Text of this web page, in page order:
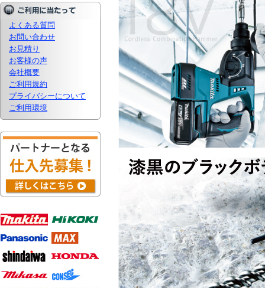
よくある質問
お問い合わせ
お見積り
お客様の声
会社概要
ご利用規約
プライバシーについて
ご利用環境